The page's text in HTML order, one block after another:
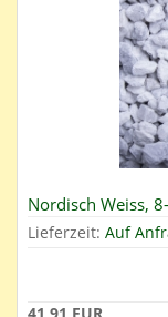
Nordisch Weiss,
Lieferzeit: Auf